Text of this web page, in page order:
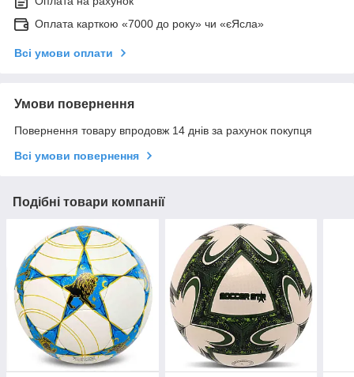
Оплата карткою «7000 до року» чи «єЯсла»
Всі умови оплати
Умови повернення
Повернення товару впродовж 14 днів за рахунок покупця
Всі умови повернення
Подібні товари компанії